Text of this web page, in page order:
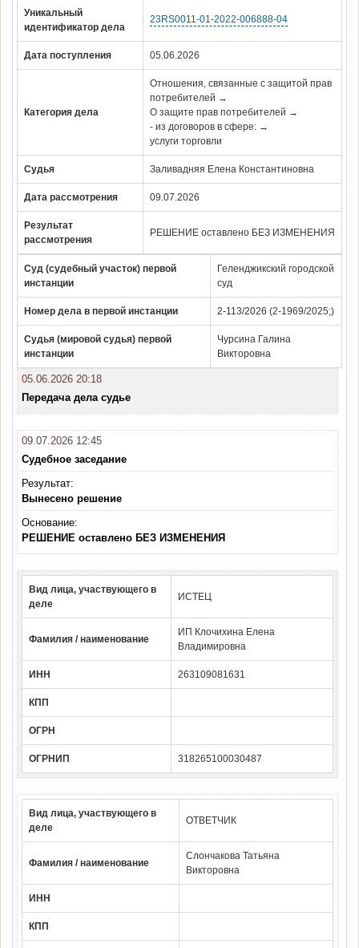
Уникальный
идентификатор дела
23RS0011-01-2022-006888-04
Дата поступления 05.06.2026
Категория дела
Отношения, связанные с защитой прав
потребителей →
О защите прав потребителей →
- из договоров в сфере: →
услуги торговли
Судья Заливадняя Елена Константиновна
Дата рассмотрения 09.07.2026
Результат
рассмотрения
РЕШЕНИЕ оставлено БЕЗ ИЗМЕНЕНИЯ
Суд (судебный участок) первой
инстанции
Геленджикский городской
суд
Номер дела в первой инстанции 2-113/2026 (2-1969/2025;)
Судья (мировой судья) первой
инстанции
Чурсина Галина
Викторовна
05.06.2026 20:18
Передача дела судье
09.07.2026 12:45
Судебное заседание
Результат:
Вынесено решение
Основание:
РЕШЕНИЕ оставлено БЕЗ ИЗМЕНЕНИЯ
Вид лица, участвующего в
деле
ИСТЕЦ
Фамилия / наименование
ИП Клочихина Елена
Владимировна
ИНН 263109081631
КПП
ОГРН
ОГРНИП 318265100030487
Вид лица, участвующего в
деле
ОТВЕТЧИК
Фамилия / наименование
Слончакова Татьяна
Викторовна
ИНН
КПП